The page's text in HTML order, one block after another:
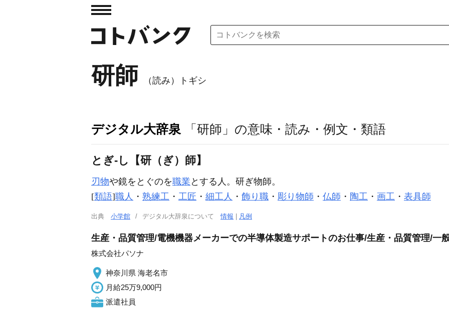
研師 （読み）トギシ
デジタル大辞泉 「研師」の意味・読み・例文・類語
とぎ‐し【研（ぎ）師】
刃物や鏡をとぐのを職業 とする人。研ぎ物師。
[類語]職人 ・ 熟練工 ・ 工匠 ・ 細工人 ・ 飾り職 ・ 彫り物師 ・ 仏師 ・ 陶工 ・ 画工 ・ 表具師
出典 小学館 デジタル大辞泉について情報 凡例
生産・品質管理/電機機器メーカーでの半導体製造サポートのお仕事/生産・品質管理/一
株式会社パソナ
神奈川県 海老名市
月給25万9,000円
派遣社員